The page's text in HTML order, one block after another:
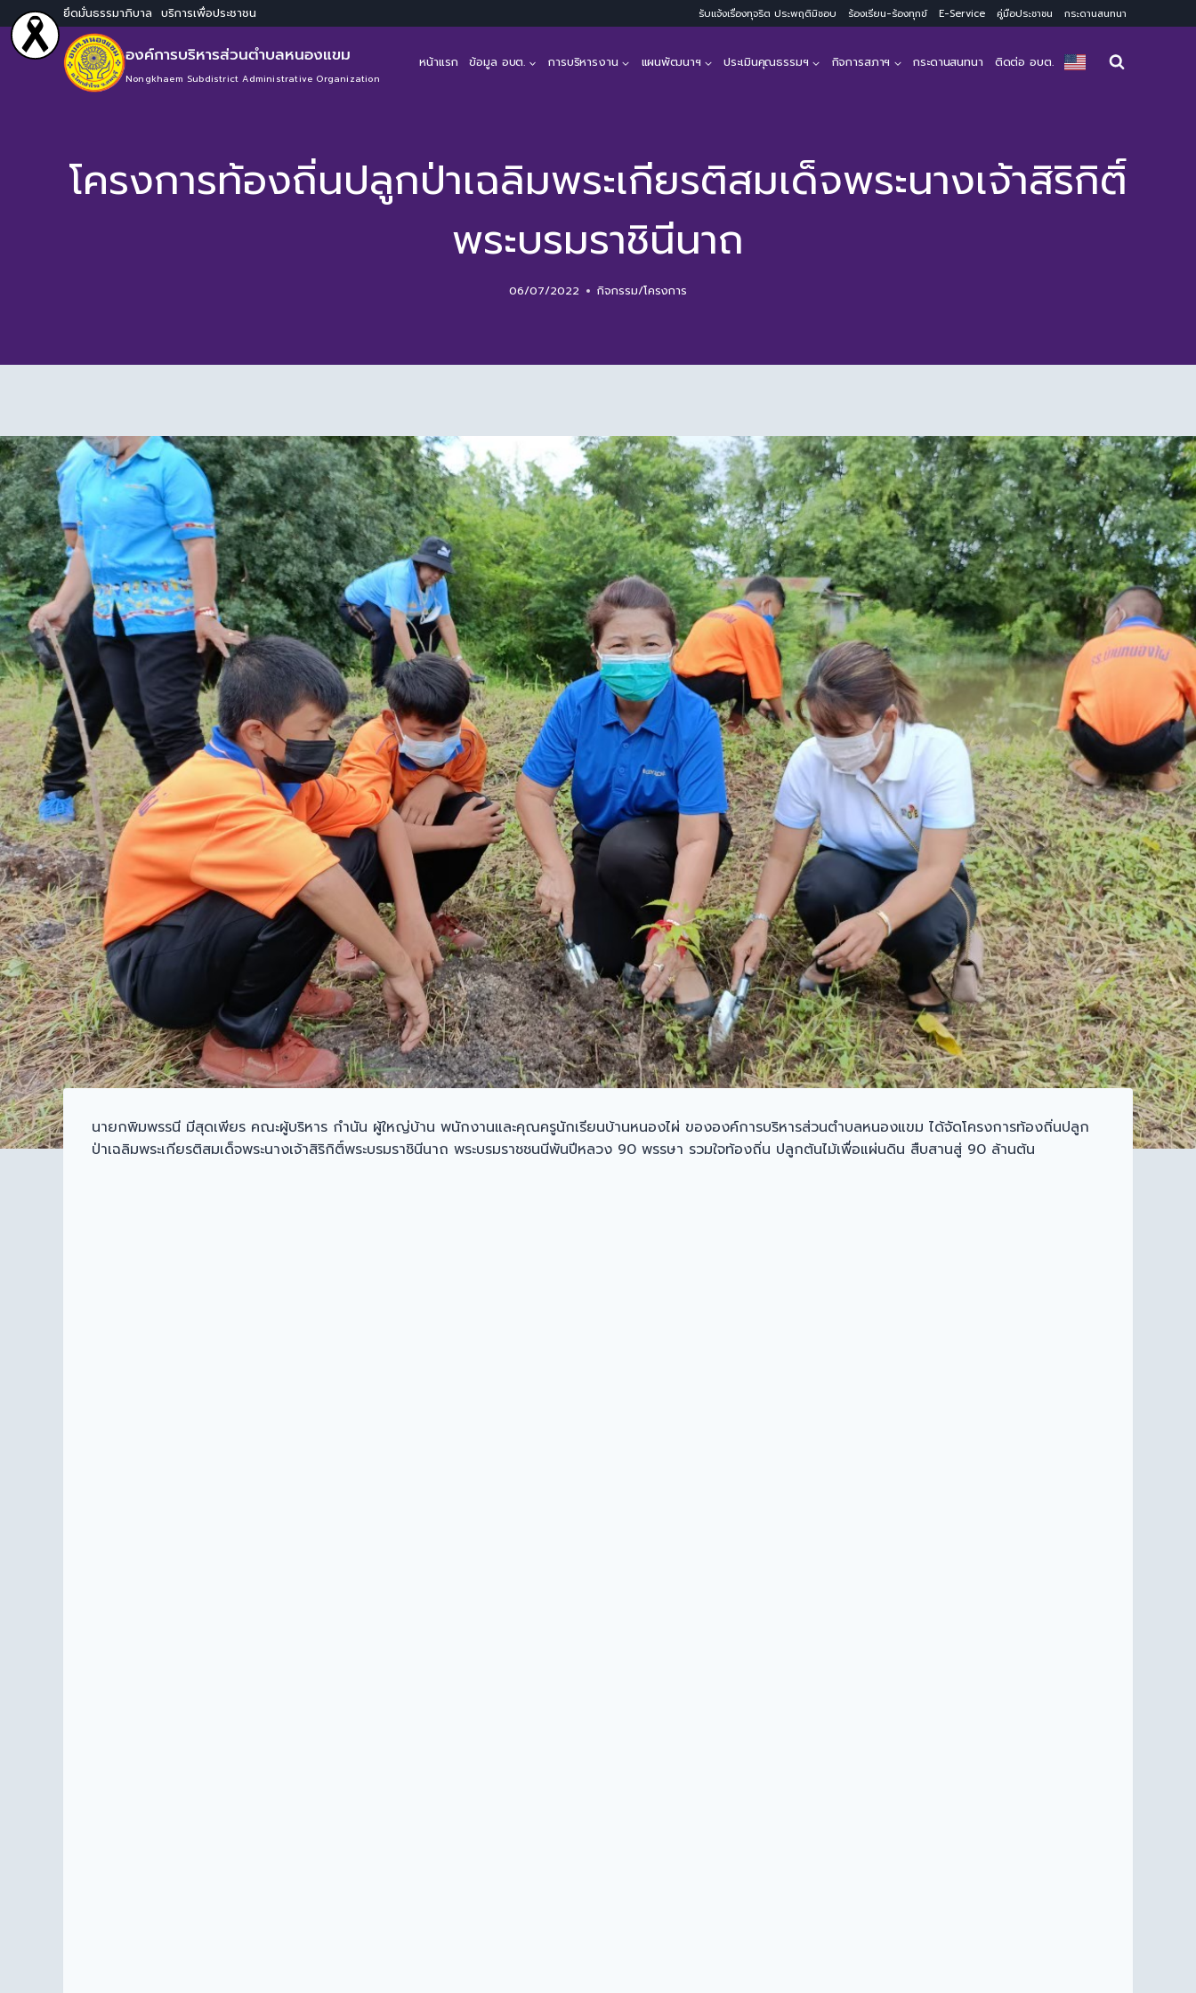
ยึดมั่นธรรมาภิบาล บริการเพื่อประชาชน รับแจ้งเรื่องทุจริต ประพฤติมิชอบ ร้องเรียน-ร้องทุกข์ E-Service คู่มือประชาชน กระดานสนทนา
องค์การบริหารส่วนตำบลหนองแขม
Nongkhaem Subdistrict Administrative Organization
หน้าแรก ข้อมูล อบต. การบริหารงาน แผนพัฒนาฯ ประเมินคุณธรรมฯ กิจการสภาฯ กระดานสนทนา ติดต่อ อบต.
โครงการท้องถิ่นปลูกป่าเฉลิมพระเกียรติสมเด็จพระนางเจ้าสิริกิติ์
พระบรมราชินีนาถ
06/07/2022 กิจกรรม/โครงการ
นายกพิมพรรนี มีสุดเพียร คณะผู้บริหาร กำนัน ผู้ใหญ่บ้าน พนักงานและคุณครูนักเรียนบ้านหนองไผ่ ขององค์การบริหารส่วนตำบลหนองแขม ได้จัดโครงการท้องถิ่นปลูก
ป่าเฉลิมพระเกียรติสมเด็จพระนางเจ้าสิริกิติ์พระบรมราชินีนาถ พระบรมราชชนนีพันปีหลวง 90 พรรษา รวมใจท้องถิ่น ปลูกต้นไม้เพื่อแผ่นดิน สืบสานสู่ 90 ล้านต้น